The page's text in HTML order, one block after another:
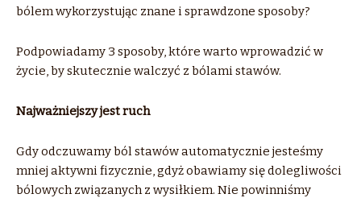
bólem wykorzystując znane i sprawdzone sposoby?
Podpowiadamy 3 sposoby, które warto wprowadzić w
życie, by skutecznie walczyć z bólami stawów.
Najważniejszy jest ruch
Gdy odczuwamy ból stawów automatycznie jesteśmy
mniej aktywni fizycznie, gdyż obawiamy się dolegliwości
bólowych związanych z wysiłkiem. Nie powinniśmy